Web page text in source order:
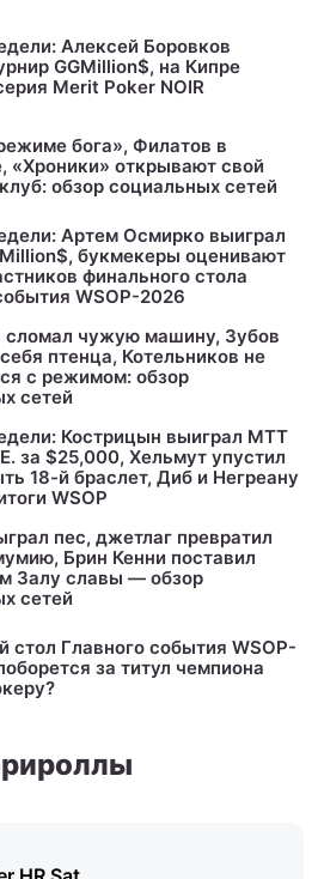
Алексей Боровков
GGMillion$, на Кипре
Merit Poker NOIR
бога», Филатов в
«Хроники» открывают свой
обзор социальных сетей
Артем Осмирко выиграл
букмекеры оценивают
финального стола
WSOP-2026
сломал чужую машину, Зубов
птенца, Котельников не
с режимом: обзор
сетей
Кострицын выиграл МТТ
за $25,000, Хельмут упустил
18-й браслет, Диб и Негреану
WSOP
пес, джетлаг превратил
Брин Кенни поставил
Залу славы — обзор
сетей
стол Главного события WSOP-
за титул чемпиона